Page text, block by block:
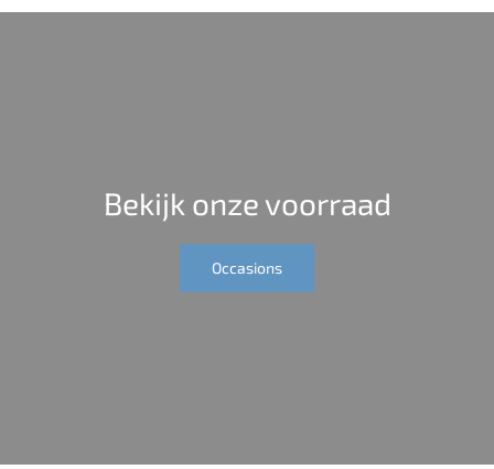
Bekijk onze voorraad
Occasions